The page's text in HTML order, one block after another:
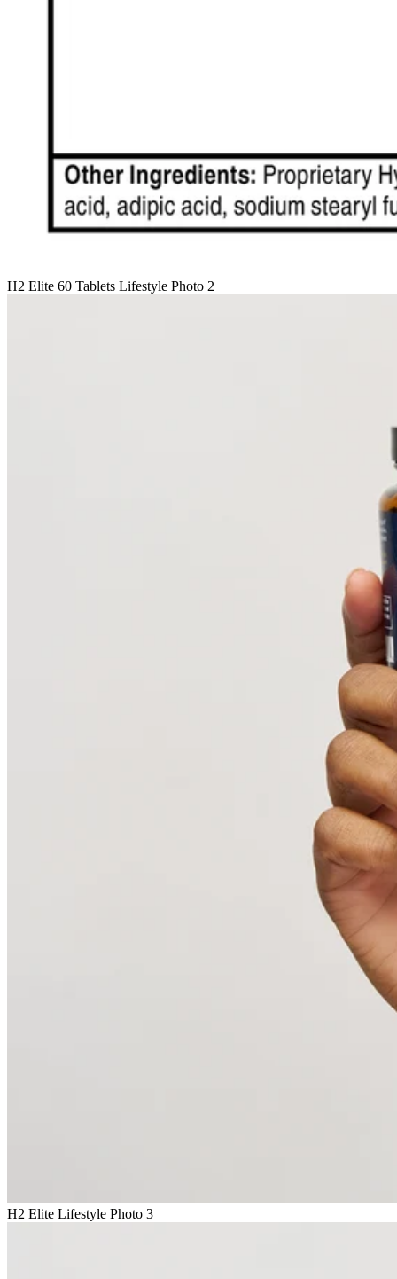
H2 Elite 60 Tablets Lifestyle Photo 2
H2 Elite Lifestyle Photo 3